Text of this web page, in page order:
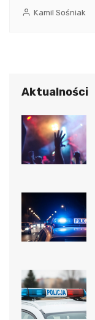
Kamil Sośniak
Aktualności